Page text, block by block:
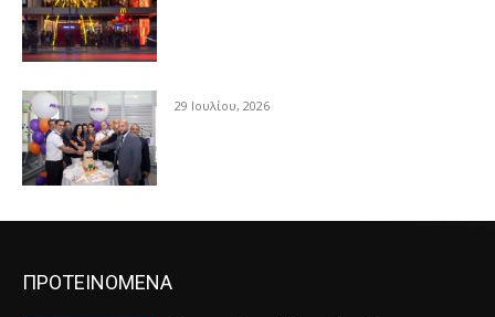
29 Ιουλίου, 2026
ΠΡΟΤΕΙΝΟΜΕΝΑ